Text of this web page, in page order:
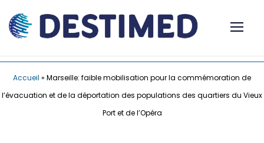
Accueil » Marseille: faible mobilisation pour la commémoration de
l’évacuation et de la déportation des populations des quartiers du Vieux
Port et de l’Opéra